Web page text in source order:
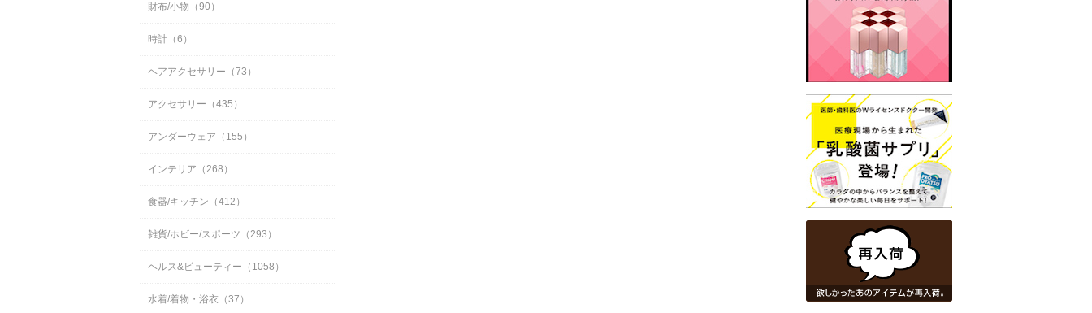
財布/小物（90）
時計（6）
ヘアアクセサリー（73）
アクセサリー（435）
アンダーウェア（155）
インテリア（268）
食器/キッチン（412）
雑貨/ホビー/スポーツ（293）
ヘルス&ビューティー（1058）
水着/着物・浴衣（37）